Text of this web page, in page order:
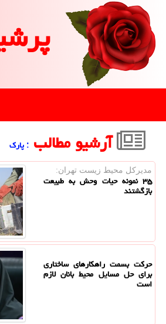
آرشیو مطالب : پارك
مدیرکل محیط زیست تهران:
۳۵ نمونه حیات وحش به طبیعت
بازگشتند
حرکت بسمت راهکارهای ساختاری
برای حل مسایل محیط بانان لازم
است